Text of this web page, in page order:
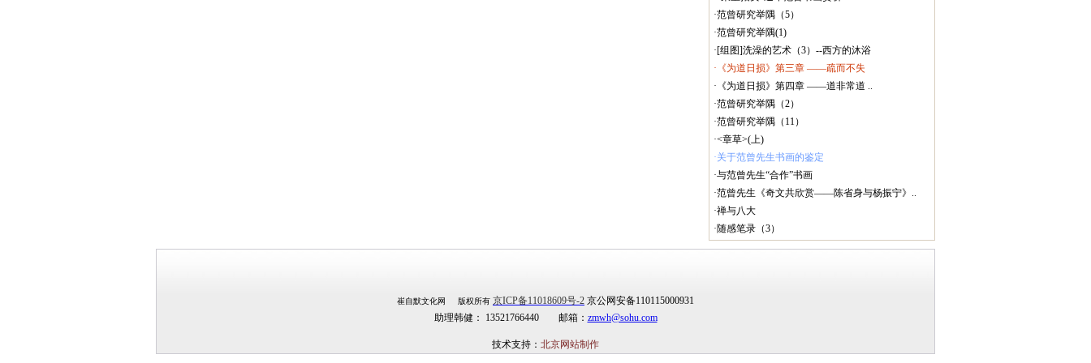
·范曾研究举隅（5）
·范曾研究举隅(1)
·[组图]洗澡的艺术（3）--西方的沐浴
·《为道日损》第三章 ——疏而不失
·《为道日损》第四章 ——道非常道 ..
·范曾研究举隅（2）
·范曾研究举隅（11）
·<章草>(上)
·关于范曾先生书画的鉴定
·与范曾先生“合作”书画
·范曾先生《奇文共欣赏——陈省身与杨振宁》..
·禅与八大
·随感笔录（3）
崔自默文化网 版权所有 京ICP备11018609号-2 京公网安备110115000931
助理韩健： 13521766440 邮箱： zmwh@sohu.com
技术支持： 北京网站制作